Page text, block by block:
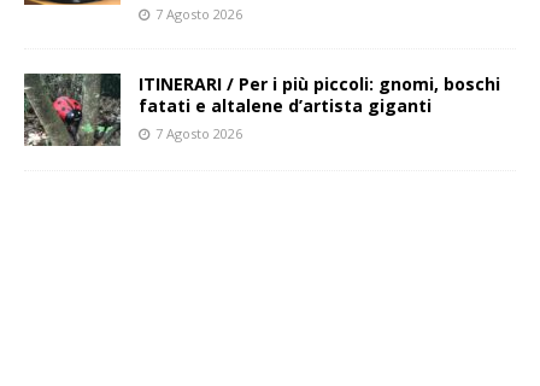
7 Agosto 2026
ITINERARI / Per i più piccoli: gnomi, boschi
fatati e altalene d’artista giganti
7 Agosto 2026